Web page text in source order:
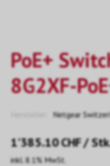
PoE+
8G2XF-
Netgear
1’385.10CHF/
inkl. 8.1% MwSt.